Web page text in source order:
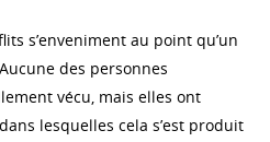
s’enveniment au point qu’un
des personnes
vécu, mais elles ont
lesquelles cela s’est produit